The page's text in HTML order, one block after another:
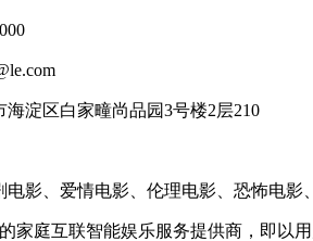
海淀区白家疃尚品园3号楼2层210
电影、爱情电影、伦理电影、恐怖电
家庭互联智能娱乐服务提供商，即以